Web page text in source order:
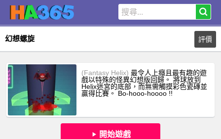
幻想螺旋 評價
(Fantasy Helix) 最令人上癮且最有趣的遊
戲以特殊的怪異幻想版回歸。 將球放到
Helix迷宮的底部，而無需觸摸彩色瓷磚並
贏得比賽。 Bo-hooo-hoooo !!
開始遊戲